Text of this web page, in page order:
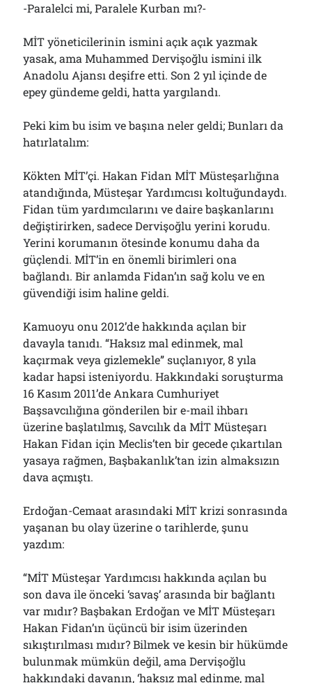
-Paralelci mi, Paralele Kurban mı?-
MİT yöneticilerinin ismini açık açık yazmak
yasak, ama Muhammed Dervişoğlu ismini ilk
Anadolu Ajansı deşifre etti. Son 2 yıl içinde de
epey gündeme geldi, hatta yargılandı.
Peki kim bu isim ve başına neler geldi; Bunları da
hatırlatalım:
Kökten MİT’çi. Hakan Fidan MİT Müsteşarlığına
atandığında, Müsteşar Yardımcısı koltuğundaydı.
Fidan tüm yardımcılarını ve daire başkanlarını
değiştirirken, sadece Dervişoğlu yerini korudu.
Yerini korumanın ötesinde konumu daha da
güçlendi. MİT’in en önemli birimleri ona
bağlandı. Bir anlamda Fidan’ın sağ kolu ve en
güvendiği isim haline geldi.
Kamuoyu onu 2012’de hakkında açılan bir
davayla tanıdı. “Haksız mal edinmek, mal
kaçırmak veya gizlemekle” suçlanıyor, 8 yıla
kadar hapsi isteniyordu. Hakkındaki soruşturma
16 Kasım 2011’de Ankara Cumhuriyet
Başsavcılığına gönderilen bir e-mail ihbarı
üzerine başlatılmış, Savcılık da MİT Müsteşarı
Hakan Fidan için Meclis’ten bir gecede çıkartılan
yasaya rağmen, Başbakanlık’tan izin almaksızın
dava açmıştı.
Erdoğan-Cemaat arasındaki MİT krizi sonrasında
yaşanan bu olay üzerine o tarihlerde, şunu
yazdım:
“MİT Müsteşar Yardımcısı hakkında açılan bu
son dava ile önceki ‘savaş’ arasında bir bağlantı
var mıdır? Başbakan Erdoğan ve MİT Müsteşarı
Hakan Fidan’ın üçüncü bir isim üzerinden
sıkıştırılması mıdır? Bilmek ve kesin bir hükümde
bulunmak mümkün değil, ama Dervişoğlu
hakkındaki davanın, ‘haksız mal edinme, mal